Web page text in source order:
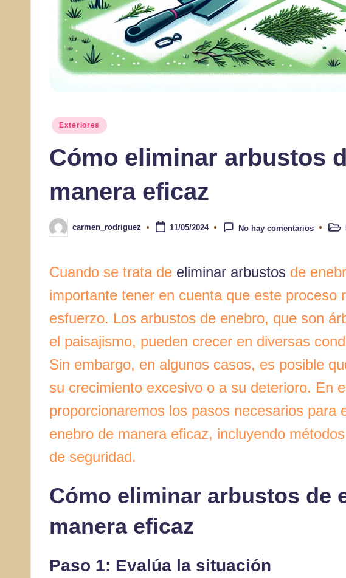
Publicado
Exteriores
Cómo eliminar arbustos
manera eficaz
Publicado
por
carmen_rodriguez 11/05/2024 No hay comentarios
Cuando se trata de eliminar arbustos de
importante tener en cuenta que este proceso
esfuerzo. Los arbustos de enebro, que son
el paisajismo, pueden crecer en diversas
Sin embargo, en algunos casos, es posible
su crecimiento excesivo o a su deterioro. En
proporcionaremos los pasos necesarios para
enebro de manera eficaz, incluyendo
de seguridad.
Cómo eliminar arbustos de
manera eficaz
Paso 1: Evalúa la situación